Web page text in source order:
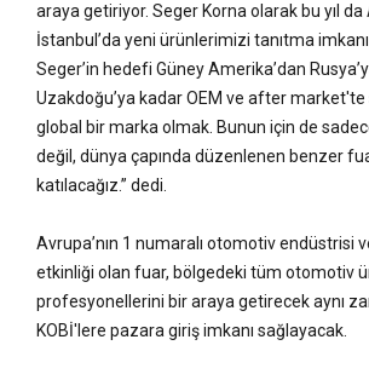
araya getiriyor. Seger Korna olarak bu yıl
İstanbul’da yeni ürünlerimizi tanıtma
Seger’in hedefi Güney Amerika’dan
Uzakdoğu’ya kadar OEM ve after
global bir marka olmak. Bunun için de
değil, dünya çapında düzenlenen benzer
katılacağız.” dedi.
Avrupa’nın 1 numaralı otomotiv endüstrisi
etkinliği olan fuar, bölgedeki tüm otomotiv
profesyonellerini bir araya getirecek aynı
KOBİ'lere pazara giriş imkanı sağlayacak.